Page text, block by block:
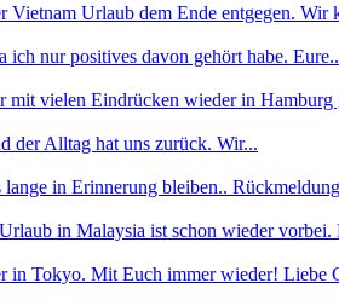
Urlaub dem Ende entgegen. Wir
ich nur positives davon gehört habe.
mit vielen Eindrücken wieder in Hamburg
der Alltag hat uns zurück. Wir...
in Erinnerung bleiben..
in Malaysia ist schon wieder
in Tokyo. Mit Euch immer wieder! Liebe